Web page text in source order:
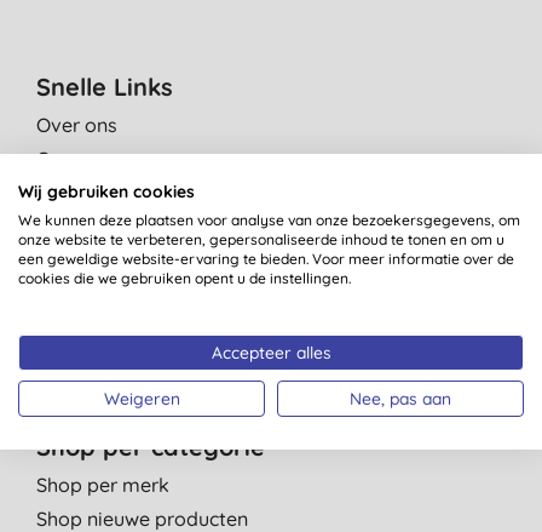
Snelle Links
Over ons
Onze normen
Green Tips
Reviews
Vacatures
Kinderdagverblijven
Shop per categorie
Shop per merk
Shop nieuwe producten
Wij gebruiken cookies
We kunnen deze plaatsen voor analyse van onze bezoekersgegevens, om
onze website te verbeteren, gepersonaliseerde inhoud te tonen en om u
een geweldige website-ervaring te bieden. Voor meer informatie over de
cookies die we gebruiken opent u de instellingen.
Accepteer alles
Weigeren Nee, pas aan